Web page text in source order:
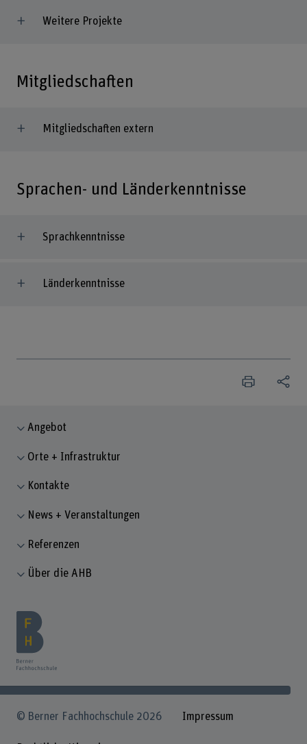
Weitere Projekte
Mitgliedschaften
Mitgliedschaften extern
Sprachen- und Länderkenntnisse
Sprachkenntnisse
Länderkenntnisse
Angebot
Orte + Infrastruktur
Kontakte
News + Veranstaltungen
Referenzen
Über die AHB
© Berner Fachhochschule 2026 Impressum